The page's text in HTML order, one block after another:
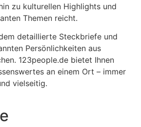
zu kulturellen Highlights und
Themen reicht.
detaillierte Steckbriefe und
Persönlichkeiten aus
123people.de bietet Ihnen
an einem Ort – immer
vielseitig.